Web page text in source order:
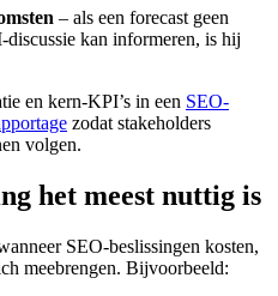
– als een forecast geen
kan informeren, is hij
en kern-KPI’s in een SEO-
zodat stakeholders
volgen.
het meest nuttig is
SEO-beslissingen kosten,
meebrengen. Bijvoorbeeld: